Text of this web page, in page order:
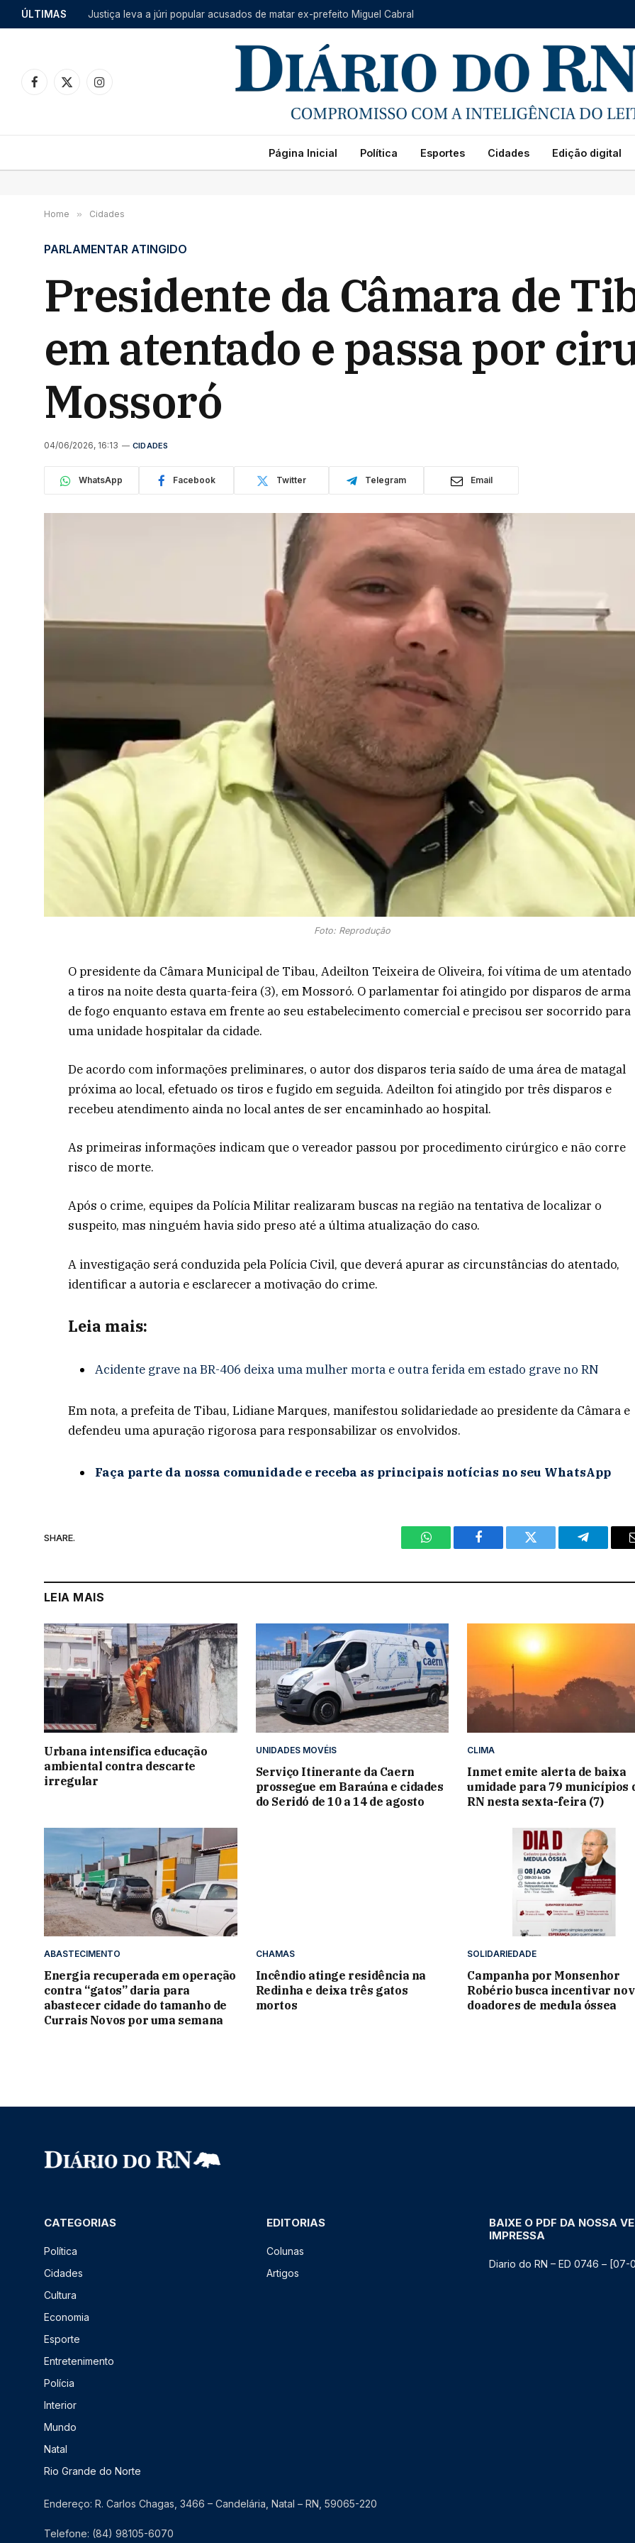
ÚLTIMAS Justiça leva a júri popular acusados de matar ex-prefeito Miguel Cabral
Facebook
X
Instagram
Página Inicial Política Esportes Cidades Edição digital
Home » Cidades
PARLAMENTAR ATINGIDO
Presidente da Câmara de
em atentado e passa por
Mossoró
04/06/2026, 16:13 CIDADES
WhatsApp Facebook Twitter Telegram Email
Foto: Reprodução
O presidente da Câmara Municipal de Tibau, Adeilton Teixeira de Oliveira, foi vítima de um atentado
a tiros na noite desta quarta-feira (3), em Mossoró. O parlamentar foi atingido por disparos de arma
de fogo enquanto estava em frente ao seu estabelecimento comercial e precisou ser socorrido para
uma unidade hospitalar da cidade.
De acordo com informações preliminares, o autor dos disparos teria saído de uma área de matagal
próxima ao local, efetuado os tiros e fugido em seguida. Adeilton foi atingido por três disparos e
recebeu atendimento ainda no local antes de ser encaminhado ao hospital.
As primeiras informações indicam que o vereador passou por procedimento cirúrgico e não corre
risco de morte.
Após o crime, equipes da Polícia Militar realizaram buscas na região na tentativa de localizar o
suspeito, mas ninguém havia sido preso até a última atualização do caso.
A investigação será conduzida pela Polícia Civil, que deverá apurar as circunstâncias do atentado,
identificar a autoria e esclarecer a motivação do crime.
Leia mais:
Acidente grave na BR-406 deixa uma mulher morta e outra ferida em estado grave no RN
Em nota, a prefeita de Tibau, Lidiane Marques, manifestou solidariedade ao presidente da Câmara e
defendeu uma apuração rigorosa para responsabilizar os envolvidos.
Faça parte da nossa comunidade e receba as principais notícias no seu WhatsApp
SHARE.
WhatsAppFacebook Twitter Telegram
LEIA MAIS
Urbana intensifica educação
ambiental contra descarte
irregular
UNIDADES MOVÉIS
Serviço Itinerante da Caern
prossegue em Baraúna e cidades
do Seridó de 10 a 14 de agosto
CLIMA
Inmet emite alerta de baixa
umidade para 79 municípios
RN nesta sexta-feira (7)
ABASTECIMENTO
Energia recuperada em operação
contra “gatos” daria para
abastecer cidade do tamanho de
Currais Novos por uma semana
CHAMAS
Incêndio atinge residência na
Redinha e deixa três gatos
mortos
SOLIDARIEDADE
Campanha por Monsenhor
Robério busca incentivar
doadores de medula óssea
CATEGORIAS
Política
Cidades
Cultura
Economia
Esporte
Entretenimento
Polícia
Interior
Mundo
Natal
Rio Grande do Norte
EDITORIAS
Colunas
Artigos
BAIXE O PDF DA NOSSA
IMPRESSA
Diario do RN – ED 0746 –
Endereço: R. Carlos Chagas, 3466 – Candelária, Natal – RN, 59065-220
Telefone: (84) 98105-6070